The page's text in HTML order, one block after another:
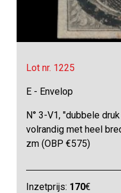
Lot nr. 1225
E - Envelop
N° 3-V1, "dubbele
volrandig met heel
zm (OBP €575)
Inzetprijs: 170€